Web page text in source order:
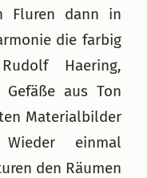
Fluren dann in
die farbig
Haering,
aus Ton
Materialbilder
einmal
den Räumen